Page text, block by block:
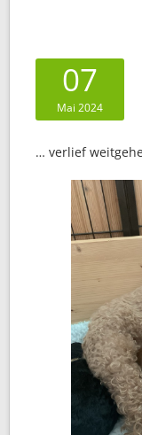
07
Mai 2024
… verlief